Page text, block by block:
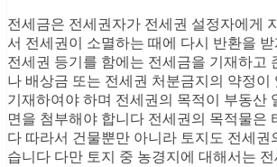
전세금은 전세권자가 전세권 설정자에게
서 전세권이 소멸하는 때에 다시 반환을
전세권 등기를 함에는 전세금을 기재하고
나 배상금 또는 전세권 처분금지의 약정이
기재하여야 하며 전세권의 목적이 부동산
면을 첨부해야 합니다 전세권의 목적물은
다 따라서 건물뿐만 아니라 토지도 전세권
습니다 다만 토지 중 농경지에 대해서는